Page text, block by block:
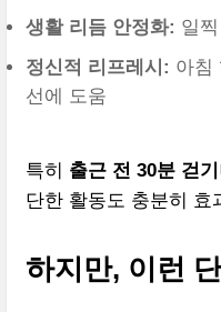
생활 리듬 안정화: 일
정신적 리프레시: 아침
선에 도움
특히 출근 전 30분 걷기
단한 활동도 충분히 효
하지만, 이런